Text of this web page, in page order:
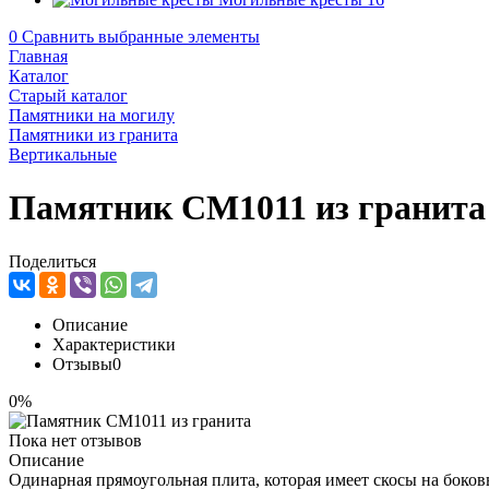
0 Сравнить выбранные элементы
Главная
Каталог
Старый каталог
Памятники на могилу
Памятники из гранита
Вертикальные
Памятник CM1011 из гранита
Поделиться
Описание
Характеристики
Отзывы0
0%
Пока нет отзывов
Описание
Одинарная прямоугольная плита, которая имеет скосы на